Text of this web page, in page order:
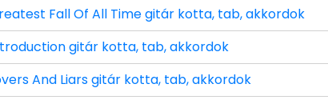
Fall Of All Time gitár kotta, tab, akkordok
gitár kotta, tab, akkordok
And Liars gitár kotta, tab, akkordok